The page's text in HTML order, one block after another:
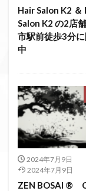
Hair Salon K2
Salon K2 の2店
市駅前徒歩3分
中
2024年7月9日
2024年7月9日
ZEN BOSAI ®